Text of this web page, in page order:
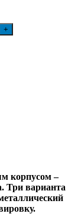
корпусом –
Три варианта